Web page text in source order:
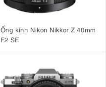
Ống kính Nikon Nikkor Z 40mm
F2 SE